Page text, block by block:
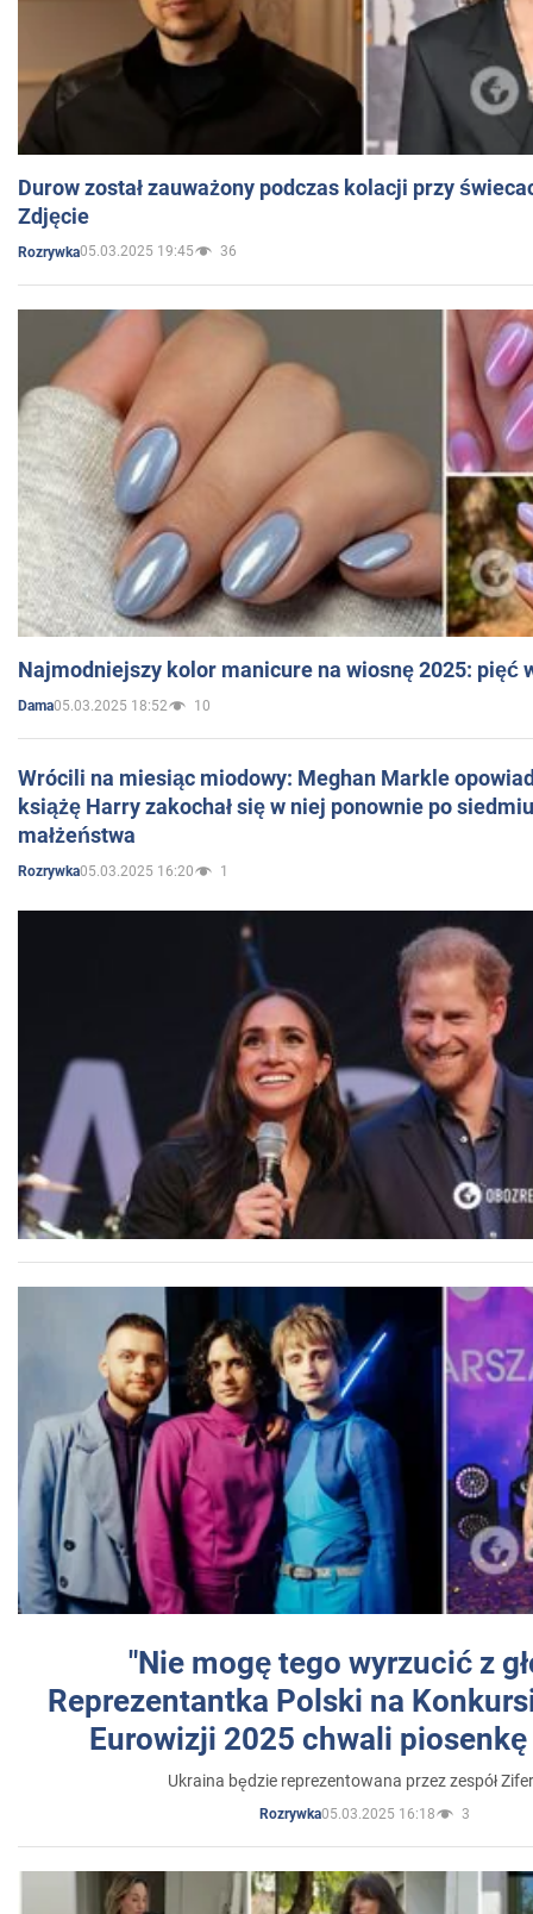
Durow został zauważony podczas kolacji przy
Zdjęcie
Rozrywka05.03.2025 19:45 36
Najmodniejszy kolor manicure na wiosnę 2025: pięć
Dama05.03.2025 18:52 10
Wrócili na miesiąc miodowy: Meghan Markle
książę Harry zakochał się w niej ponownie po
małżeństwa
Rozrywka05.03.2025 16:20 1
"Nie mogę tego wyrzucić z
Reprezentantka Polski na
Eurowizji 2025 chwali
Ukraina będzie reprezentowana przez zespół
Rozrywka05.03.2025 16:18 3